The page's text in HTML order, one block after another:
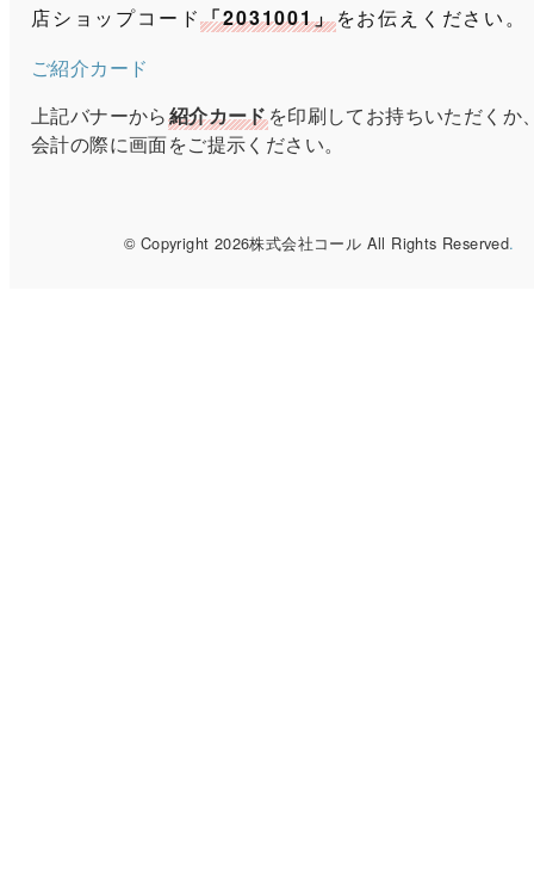
店ショップコード「2031001」をお伝えください。
ご紹介カード
上記バナーから紹介カードを印刷してお持ちいただくか
会計の際に画面をご提示ください。
© Copyright 2026株式会社コール All Rights Reserved.